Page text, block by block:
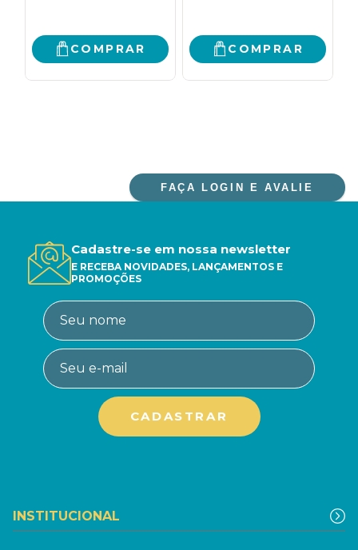
COMPRAR COMPRAR
FAÇA LOGIN E AVALIE
Cadastre-se em nossa newsletter
E RECEBA NOVIDADES, LANÇAMENTOS E
PROMOÇÕES
INSTITUCIONAL